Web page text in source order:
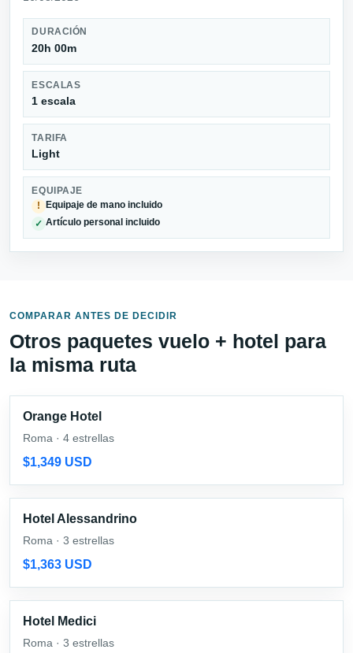
DURACIÓN
20h 00m
ESCALAS
1 escala
TARIFA
Light
EQUIPAJE
!
Equipaje de mano incluido
✓ Artículo personal incluido
COMPARAR ANTES DE DECIDIR
Otros paquetes vuelo + hotel para
la misma ruta
Orange Hotel
Roma · 4 estrellas
$1,349 USD
Hotel Alessandrino
Roma · 3 estrellas
$1,363 USD
Hotel Medici
Roma · 3 estrellas